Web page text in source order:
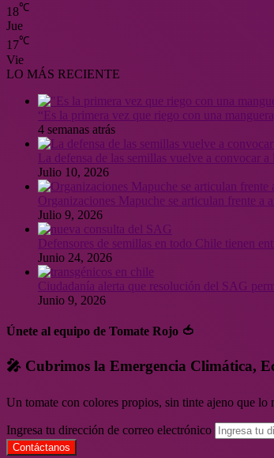
18℃
Jue
17℃
Vie
LO MÁS RECIENTE
“Es la primera vez que riego con una
4 semanas atrás
La defensa de las semillas vuelve a convocar
Julio 10, 2026
Organizaciones Mapuche se articulan frente a
Julio 9, 2026
Defensores de semillas en todo Chile tienen
Junio 24, 2026
Ciudadanía alerta que resolución del SAG
Junio 9, 2026
Únete al equipo de Tomate Rojo 🍅
🎤 Cubrimos la Emergencia Climática,
Un tomate con colores propios, sin tinte ajeno que lo
Ingresa tu dirección de correo electrónico